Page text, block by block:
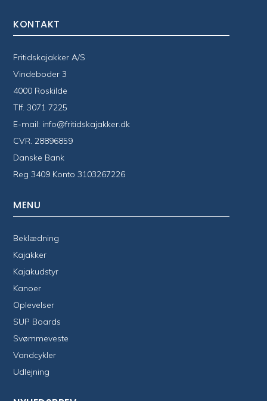
KONTAKT
Fritidskajakker A/S
Vindeboder 3
4000 Roskilde
Tlf.3071 7225
E-mail: info@fritidskajakker.dk
CVR. 28896859
Danske Bank
Reg 3409 Konto 3103267226
MENU
Beklædning
Kajakker
Kajakudstyr
Kanoer
Oplevelser
SUP Boards
Svømmeveste
Vandcykler
Udlejning